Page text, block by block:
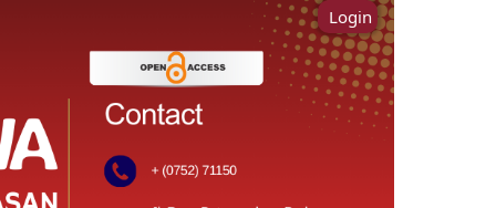
Login